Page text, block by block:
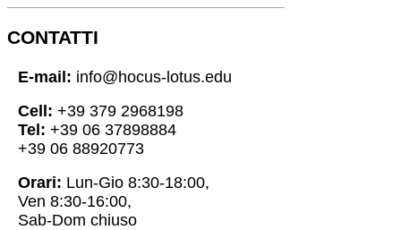
CONTATTI
E-mail: info@hocus-lotus.edu
Cell: +39 379 2968198
Tel: +39 06 37898884
+39 06 88920773
Orari: Lun-Gio 8:30-18:00,
Ven 8:30-16:00,
Sab-Dom chiuso